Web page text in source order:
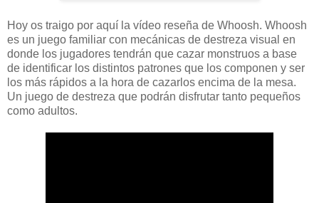
Hoy os traigo por aquí la vídeo reseña de Whoosh. Whoosh
es un juego familiar con mecánicas de destreza visual en
donde los jugadores tendrán que cazar monstruos a base
de identificar los distintos patrones que los componen y ser
los más rápidos a la hora de cazarlos encima de la mesa.
Un juego de destreza que podrán disfrutar tanto pequeños
como adultos.